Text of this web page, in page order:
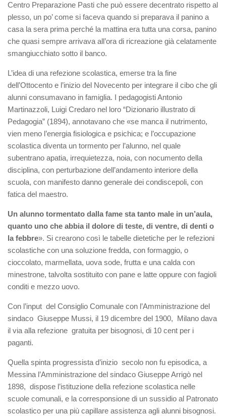
Centro Preparazione Pasti che può essere decentrato rispetto al
plesso, un po’ come si faceva quando si preparava il panino a
casa la sera prima perché la mattina era tutta una corsa, panino
che quasi sempre arrivava all’ora di ricreazione già celatamente
smangiucchiato sotto il banco.
L’idea di una refezione scolastica, emerse tra la fine
dell’Ottocento e l’inizio del Novecento per integrare il cibo che gli
alunni consumavano in famiglia. I pedagogisti Antonio
Martinazzoli, Luigi Credaro nel loro “Dizionario illustrato di
Pedagogia” (1894), annotavano che «se manca il nutrimento,
vien meno l’energia fisiologica e psichica; e l’occupazione
scolastica diventa un tormento per l’alunno, nel quale
subentrano apatia, irrequietezza, noia, con nocumento della
disciplina, con perturbazione dell’andamento interiore della
scuola, con manifesto danno generale dei condiscepoli, con
fatica del maestro.
Un alunno tormentato dalla fame sta tanto male in un’aula,
quanto uno che abbia il dolore di teste, di ventre, di denti o
la febbre». Si crearono così le tabelle dietetiche per le refezioni
scolastiche con una soluzione fredda, con formaggio, o
cioccolato, marmellata, uova sode, frutta e una calda con
minestrone, talvolta sostituito con pane e latte oppure con fagioli
conditi e mezzo uovo.
Con l’input del Consiglio Comunale con l’Amministrazione del
sindaco Giuseppe Mussi, il 19 dicembre del 1900, Milano dava
il via alla refezione gratuita per bisognosi, di 10 cent per i
paganti.
Quella spinta progressista d’inizio secolo non fu episodica, a
Messina l’Amministrazione del sindaco Giuseppe Arrigò nel
1898, dispose l’istituzione della refezione scolastica nelle
scuole comunali, e la corresponsione di un sussidio al Patronato
scolastico per una più capillare assistenza agli alunni bisognosi.